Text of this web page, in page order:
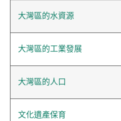
大灣區的水資源
大灣區的工業發展
大灣區的人口
文化遺產保育